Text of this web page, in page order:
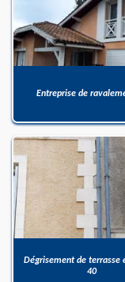
Entreprise de
Dégrisement de terrasse
40